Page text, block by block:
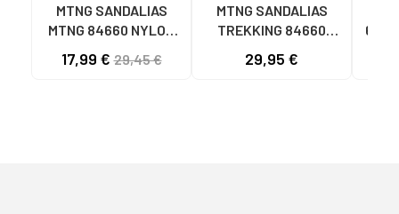
MTNG SANDALIAS
MTNG 84660 NYLON
C59785 - - NYLON
17,99 €29,45 €
MTNG SANDALIAS
TREKKING 84660
C59810 - - NYLON
29,95 €